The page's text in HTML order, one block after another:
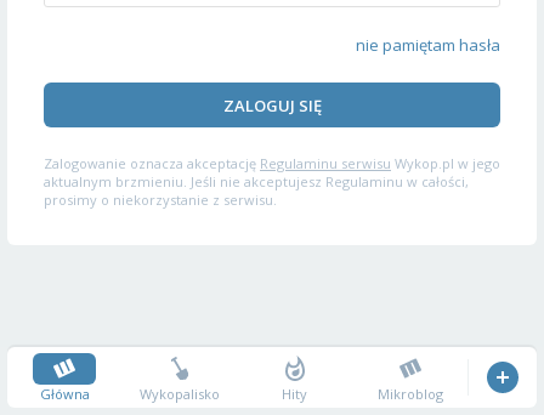
nie pamiętam hasła
ZALOGUJ SIĘ
Zalogowanie oznacza akceptację Regulaminu serwisu Wykop.pl w jego
aktualnym brzmieniu. Jeśli nie akceptujesz Regulaminu w całości,
prosimy o niekorzystanie z serwisu.
Główna Wykopalisko Hity Mikroblog